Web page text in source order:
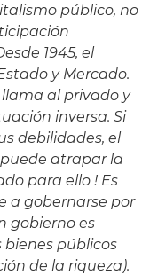
público, no
1945, el
y Mercado.
al privado y
inversa. Si
debilidades, el
atrapar la
para ello ! Es
a gobernarse por
gobierno es
bienes públicos
de la riqueza).